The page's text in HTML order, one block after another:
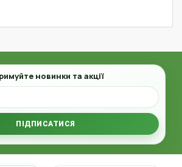
новинки та акції
ПІДПИСАТИСЯ